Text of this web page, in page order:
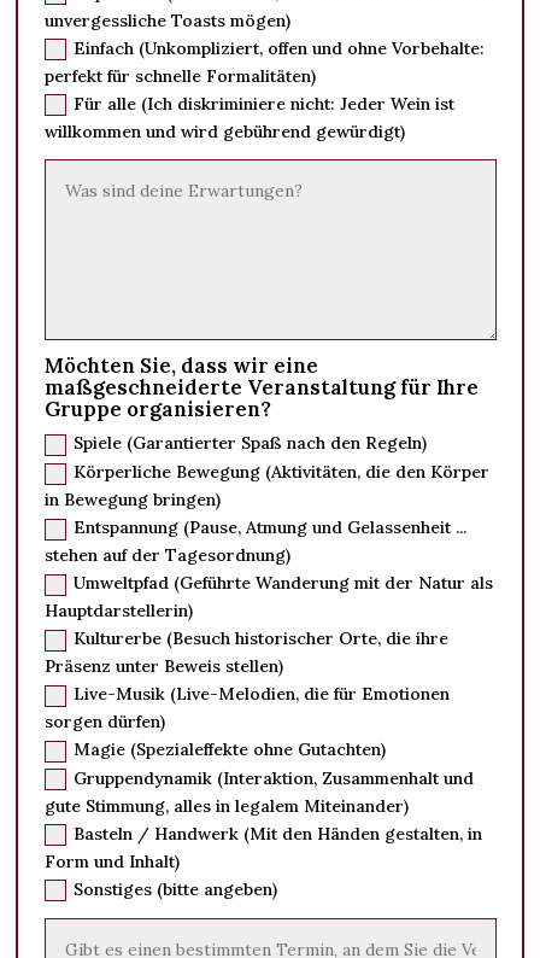
unvergessliche Toasts mögen)
Einfach (Unkompliziert, offen und ohne Vorbehalte:
perfekt für schnelle Formalitäten)
Für alle (Ich diskriminiere nicht: Jeder Wein ist
willkommen und wird gebührend gewürdigt)
Möchten Sie, dass wir eine
maßgeschneiderte Veranstaltung für Ihre
Gruppe organisieren?
Spiele (Garantierter Spaß nach den Regeln)
Körperliche Bewegung (Aktivitäten, die den Körper
in Bewegung bringen)
Entspannung (Pause, Atmung und Gelassenheit ...
stehen auf der Tagesordnung)
Umweltpfad (Geführte Wanderung mit der Natur als
Hauptdarstellerin)
Kulturerbe (Besuch historischer Orte, die ihre
Präsenz unter Beweis stellen)
Live-Musik (Live-Melodien, die für Emotionen
sorgen dürfen)
Magie (Spezialeffekte ohne Gutachten)
Gruppendynamik (Interaktion, Zusammenhalt und
gute Stimmung, alles in legalem Miteinander)
Basteln / Handwerk (Mit den Händen gestalten, in
Form und Inhalt)
Sonstiges (bitte angeben)